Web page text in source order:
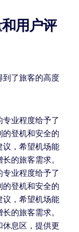
用户评
到了旅客的高度
业程度给予了
登机和安全的
议，希望机场能
的旅客需求。
业程度给予了
登机和安全的
议，希望机场能
的旅客需求。
息区，提供更